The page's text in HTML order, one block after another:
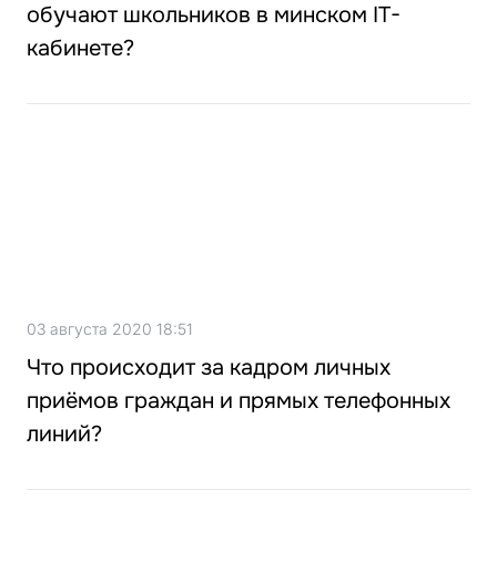
обучают школьников в минском IT-
кабинете?
03 августа 2020 18:51
Что происходит за кадром личных
приёмов граждан и прямых телефонных
линий?